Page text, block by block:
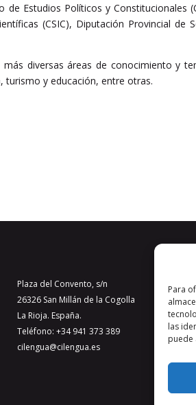
Para
las
puede
Estudios Políticos y Constitucionales
(CSIC), Diputación Provincial
diversas áreas de conocimiento y
turismo y educación, entre otras.
Plaza del Convento, s/n
26326 San Millán de la Cogolla
La Rioja. España.
Teléfono: +34 941 373 389
cilengua@cilengua.es